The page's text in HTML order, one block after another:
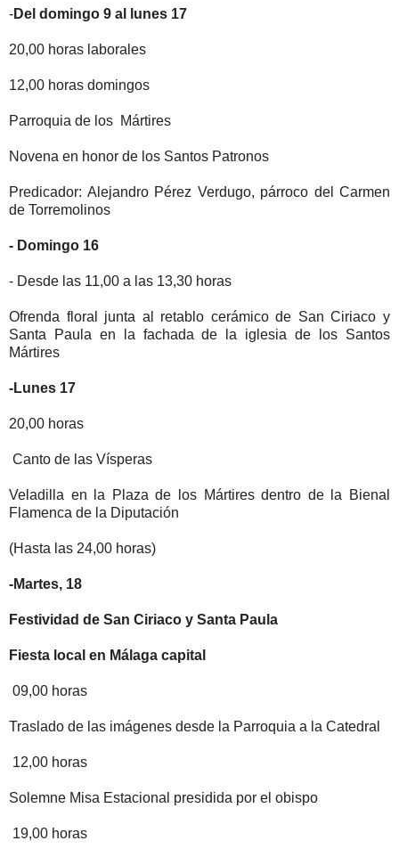
-Del domingo 9 al lunes 17
20,00 horas laborales
12,00 horas domingos
Parroquia de los Mártires
Novena en honor de los Santos Patronos
Predicador: Alejandro Pérez Verdugo, párroco del Carmen
de Torremolinos
- Domingo 16
- Desde las 11,00 a las 13,30 horas
Ofrenda floral junta al retablo cerámico de San Ciriaco y
Santa Paula en la fachada de la iglesia de los Santos
Mártires
-Lunes 17
20,00 horas
Canto de las Vísperas
Veladilla en la Plaza de los Mártires dentro de
la Bienal
Flamenca de la Diputación
(Hasta las 24,00 horas)
-Martes, 18
Festividad de San Ciriaco y Santa Paula
Fiesta local en Málaga capital
09,00 horas
Traslado de las imágenes desde la Parroquia a la Catedral
12,00 horas
Solemne Misa Estacional presidida por el obispo
19,00 horas